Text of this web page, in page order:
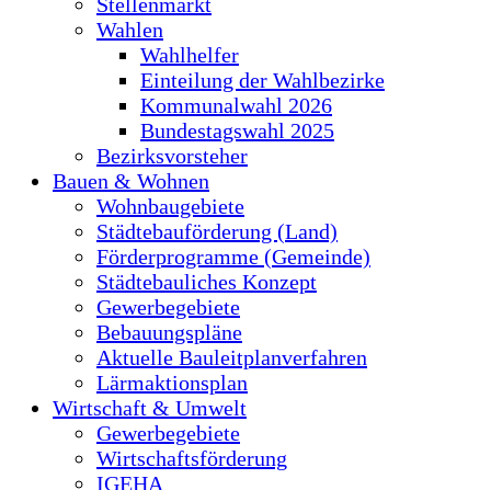
Wahlen
Wahlhelfer
Einteilung der Wahlbezirke
Kommunalwahl 2026
Bundestagswahl 2025
Bezirksvorsteher
Bauen & Wohnen
Wohnbaugebiete
Städtebauförderung (Land)
Förderprogramme (Gemeinde)
Städtebauliches Konzept
Gewerbegebiete
Bebauungspläne
Aktuelle Bauleitplanverfahren
Lärmaktionsplan
Wirtschaft & Umwelt
Gewerbegebiete
Wirtschaftsförderung
IGEHA